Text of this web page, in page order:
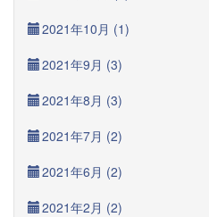
2021年10月 (1)
2021年9月 (3)
2021年8月 (3)
2021年7月 (2)
2021年6月 (2)
2021年2月 (2)